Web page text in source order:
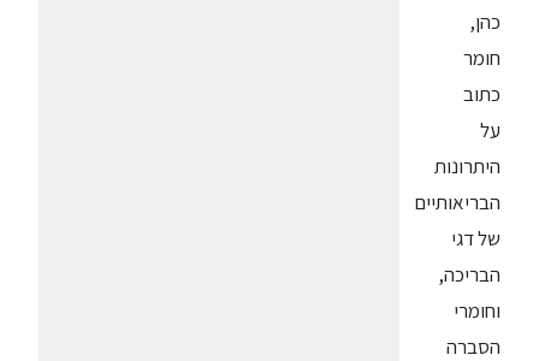
כהן,
חומר
כתוב
על
היתרונות
הבריאותיים
של דגי
הבריכה,
וחומרי
הסברה